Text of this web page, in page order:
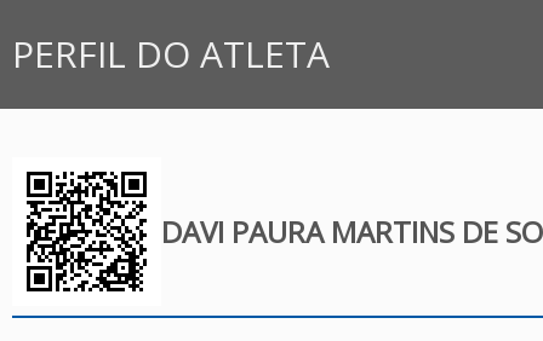
PERFIL DO ATLETA
DAVI PAURA MARTINS DE